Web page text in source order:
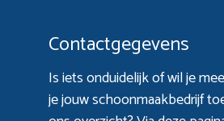
Contactgegevens
Is iets onduidelijk of wil je
je jouw schoonmaakbedrijf